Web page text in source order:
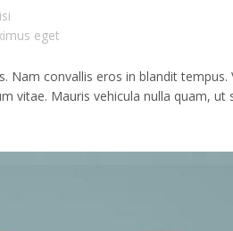
eget
Nam convallis eros in blandit tempus.
vitae. Mauris vehicula nulla quam, ut